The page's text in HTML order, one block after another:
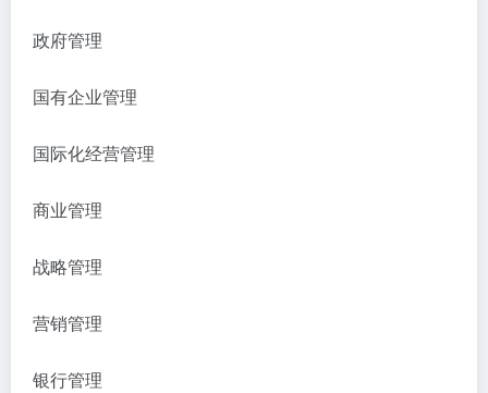
政府管理
国有企业管理
国际化经营管理
商业管理
战略管理
营销管理
银行管理